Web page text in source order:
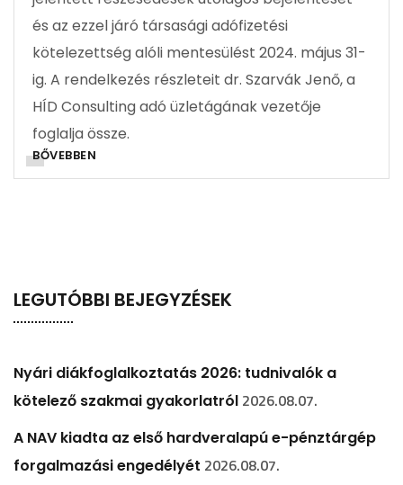
és az ezzel járó társasági adófizetési
kötelezettség alóli mentesülést 2024. május 31-
ig. A rendelkezés részleteit dr. Szarvák Jenő, a
HÍD Consulting adó üzletágának vezetője
foglalja össze.
BŐVEBBEN
LEGUTÓBBI BEJEGYZÉSEK
Nyári diákfoglalkoztatás 2026: tudnivalók a
kötelező szakmai gyakorlatról 2026.08.07.
A NAV kiadta az első hardveralapú e-pénztárgép
forgalmazási engedélyét 2026.08.07.